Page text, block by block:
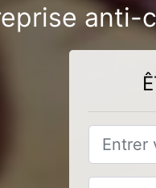
anti-